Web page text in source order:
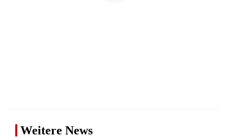
Weitere News